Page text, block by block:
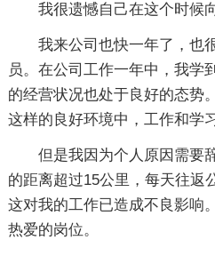
我很遗憾自己在这个时候
我来公司也快一年了，也
员。在公司工作一年中，我学
的经营状况也处于良好的态势
这样的良好环境中，工作和学
但是我因为个人原因需要
的距离超过15公里，每天往返
这对我的工作已造成不良影响
热爱的岗位。